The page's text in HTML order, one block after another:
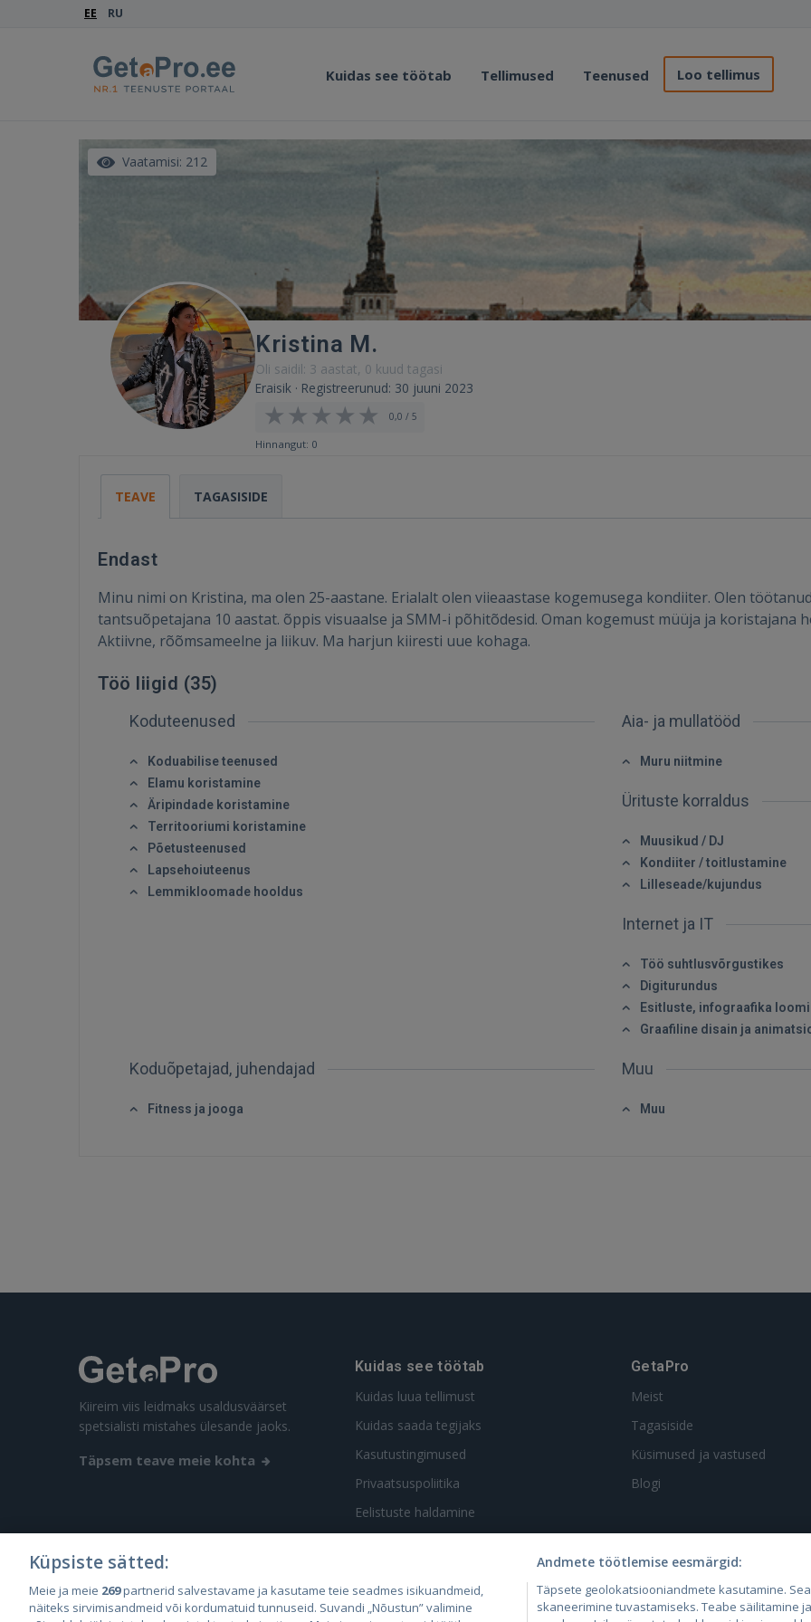
EE RU
Kuidas see töötab Tellimused Teenused Loo tellimus
Jäta mind meelde
GOOGLE
 Sign in with Apple
Vaatamisi: 212
Kristina M.
Oli saidil: 3 aastat, 0 kuud tagasi
Eraisik · Registreerunud: 30 juuni 2023
0,0 / 5
Hinnangut: 0
TEAVE TAGASISIDE
Endast
Minu nimi on Kristina, ma olen 25-aastane. Erialalt olen viieaastase kogemusega kondiiter. Olen
tantsuõpetajana 10 aastat. õppis visuaalse ja SMM-i põhitõdesid. Oman kogemust müüja ja koristajana
Aktiivne, rõõmsameelne ja liikuv. Ma harjun kiiresti uue kohaga.
Töö liigid (35)
Koduteenused
Koduabilise teenused
Elamu koristamine
Äripindade koristamine
Territooriumi koristamine
Põetusteenused
Lapsehoiuteenus
Lemmikloomade hooldus
Aia- ja mullatööd
Muru niitmine
Ürituste korraldus
Muusikud / DJ
Kondiiter / toitlustamine
Lilleseade/kujundus
Internet ja IT
Töö suhtlusvõrgustikes
Digiturundus
Esitluste, infograafika
Graafiline disain ja
Koduõpetajad, juhendajad
Fitness ja jooga
Muu
Muu
Kiireim viis leidmaks usaldusväärset
spetsialisti mistahes ülesande jaoks.
Täpsem teave meie kohta
Kuidas see töötab
Kuidas luua tellimust
Kuidas saada tegijaks
Kasutustingimused
Privaatsuspoliitika
Eelistuste haldamine
GetaPro
Meist
Tagasiside
Küsimused ja vastused
Blogi
Küpsiste sätted:
Meie ja meie 269partnerid salvestavame ja kasutame teie seadmes isikuandmeid,
näiteks sirvimisandmeid või kordumatuid tunnuseid. Suvandi „Nõustun” valimine
Andmete töötlemise eesmärgid:
Täpsete geolokatsiooniandmete kasutamine.
skaneerimine tuvastamiseks. Teabe säilitamine